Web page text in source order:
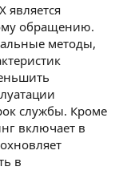
обращению.
методы,
службы. Кроме
включает в
в